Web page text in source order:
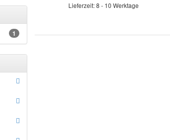
Lieferzeit: 8 - 10 Werktage
1